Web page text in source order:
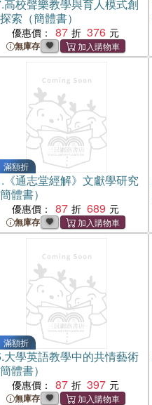
高校聲樂教學與育人模式創
索（簡體書）
優惠價： 87 376
無庫存
滿額折
《通志堂經解》文獻學研究
簡體書）
優惠價： 87 689
無庫存
滿額折
大學英語教學中的共情藝術
簡體書）
優惠價： 87 397
無庫存